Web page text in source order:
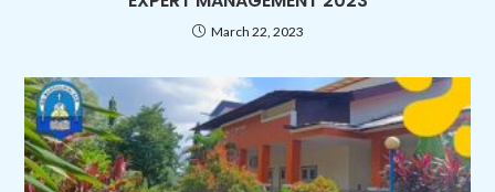
March 22, 2023